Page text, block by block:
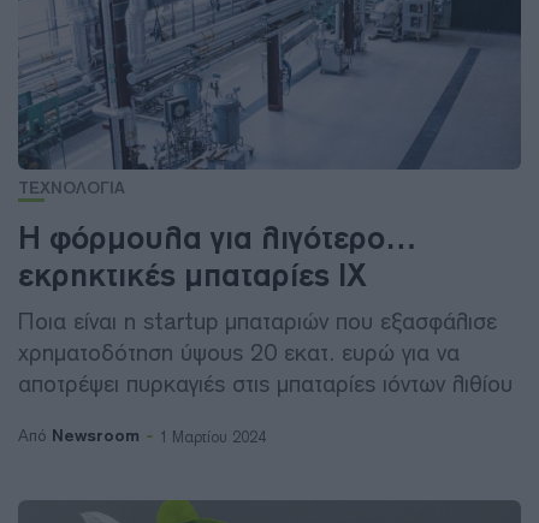
ΤΕΧΝΟΛΟΓΙΑ
Η φόρμουλα για λιγότερο…
εκρηκτικές μπαταρίες ΙΧ
Ποια είναι η startup μπαταριών που εξασφάλισε
χρηματοδότηση ύψους 20 εκατ. ευρώ για να
αποτρέψει πυρκαγιές στις μπαταρίες ιόντων λιθίου
Από Newsroom 1 Μαρτίου 2024